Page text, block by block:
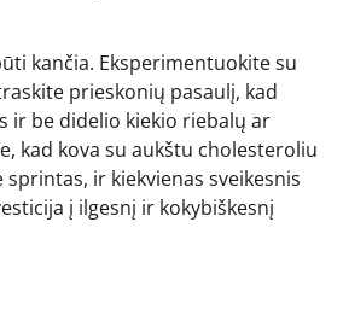
kančia. Eksperimentuokite su
prieskonių pasaulį, kad
ir be didelio kiekio riebalų ar
kad kova su aukštu cholesteroliu
ir kiekvienas sveikesnis
į ilgesnį ir kokybiškesnį